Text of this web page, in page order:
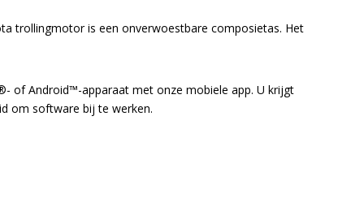
trollingmotor is een onverwoestbare composietas. Het
of Android™-apparaat met onze mobiele app. U krijgt
om software bij te werken.